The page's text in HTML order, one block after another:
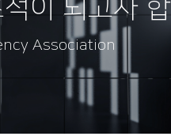
이 되고자
Association